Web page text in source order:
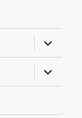
almenü
almenü